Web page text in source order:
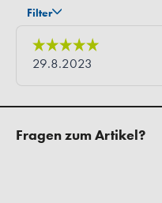
Fragen zum Artikel?